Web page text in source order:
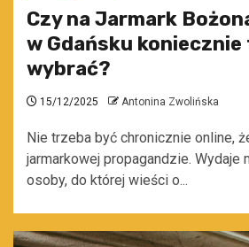
Czy na Jarmark
w Gdańsku
wybrać?
15/12/2025 Antonina Zwolińska
Nie trzeba być chronicznie online,
jarmarkowej propagandzie. Wydaje
osoby, do której wieści o...